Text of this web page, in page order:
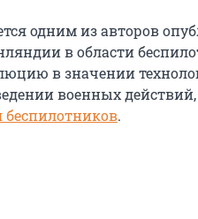
одним из авторов
в области
в значении
военных действий,
беспилотников.